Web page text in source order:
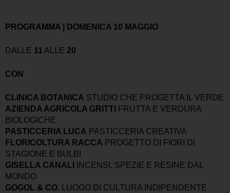
PROGRAMMA | DOMENICA 10 MAGGIO
DALLE 11 ALLE 20
CON
CLINICA BOTANICA STUDIO CHE PROGETTA IL VERDE
AZIENDA AGRICOLA GRITTI
FRUTTA E VERDURA
BIOLOGICHE
PASTICCERIA LUCA PASTICCERIA CREATIVA
FLORICOLTURA RACCA PROGETTO DI FIORI DI
STAGIONE E BULBI
GISELLA CANALI
INCENSI, SPEZIE E RESINE DAL
MONDO
GOGOL & CO. LUOGO DI CULTURA INDIPENDENTE